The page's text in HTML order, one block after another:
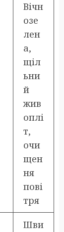
Вічн
озе
лен
а,
щіл
ьни
й
жив
оплі
т,
очи
щен
ня
пові
тря
Шви